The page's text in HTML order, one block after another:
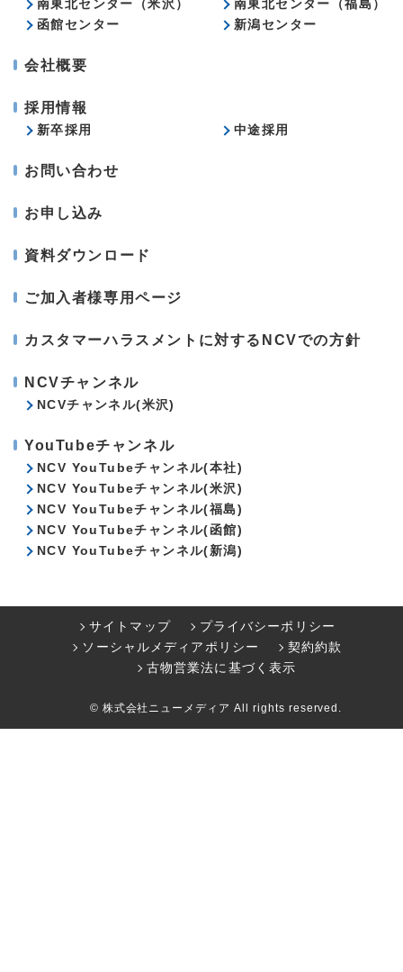
南東北センター（米沢）
南東北センター（福島）
函館センター
新潟センター
会社概要
採用情報
新卒採用 中途採用
お問い合わせ
お申し込み
資料ダウンロード
ご加入者様専用ページ
カスタマーハラスメントに対するNCVでの方針
NCVチャンネル
NCVチャンネル(米沢)
YouTubeチャンネル
NCV YouTubeチャンネル(本社)
NCV YouTubeチャンネル(米沢)
NCV YouTubeチャンネル(福島)
NCV YouTubeチャンネル(函館)
NCV YouTubeチャンネル(新潟)
サイトマップ
プライバシーポリシー
ソーシャルメディアポリシー
契約約款
古物営業法に基づく表示
© 株式会社ニューメディア All rights reserved.